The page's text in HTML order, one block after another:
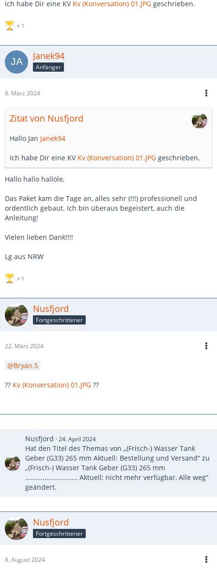
Ich habe Dir eine KV Kv (Konversation) 01.JPG geschrieben.
1
Janek94
Anfänger
8. März 2024
Zitat von Nusfjord
Hallo Jan Janek94
Ich habe Dir eine KV Kv (Konversation) 01.JPG geschrieben.
Hallo hallo hallöle,
Das Paket kam die Tage an, alles sehr (!!!) professionell und
ordentlich gebaut. Ich bin überaus begeistert, auch die
Anleitung!
Vielen lieben Dank!!!!
Lg aus NRW
1
Nusfjord
Fortgeschrittener
22. März 2024
Bryan.S
?? Kv (Konversation) 01.JPG ??
Nusfjord 24. April 2024
Hat den Titel des Themas von „(Frisch-) Wasser Tank
Geber (G33) 265 mm Aktuell: Bestellung und Versand“ zu
„(Frisch-) Wasser Tank Geber (G33) 265 mm
........................... Aktuell: nicht mehr verfügbar, Alle weg“
geändert.
Nusfjord
Fortgeschrittener
8. August 2024